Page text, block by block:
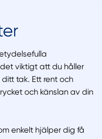
viktigt att du håller
tak. Ett rent och
och känslan av din
enkelt hjälper dig få